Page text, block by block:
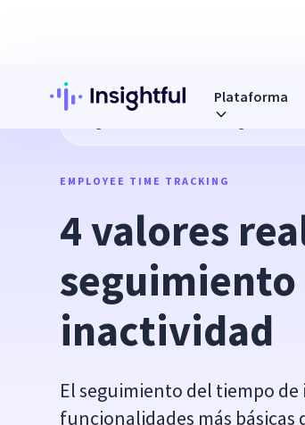
Plataforma
4 valores reales del seguimiento
EMPLOYEE TIME TRACKING
4 valores
inactividad
El seguimiento del tiempo
funcionalidades más